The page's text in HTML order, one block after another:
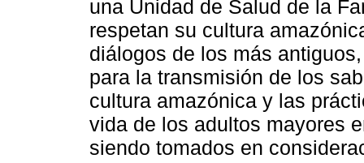
una Unidad de Salud de la
respetan su cultura
diálogos de los más
para la transmisión de los
cultura amazónica y las
vida de los adultos mayores
siendo tomados en